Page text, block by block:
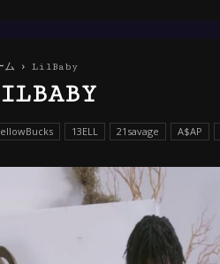
ム LilBaby
ellowBucks 13ELL 21savage A$AP